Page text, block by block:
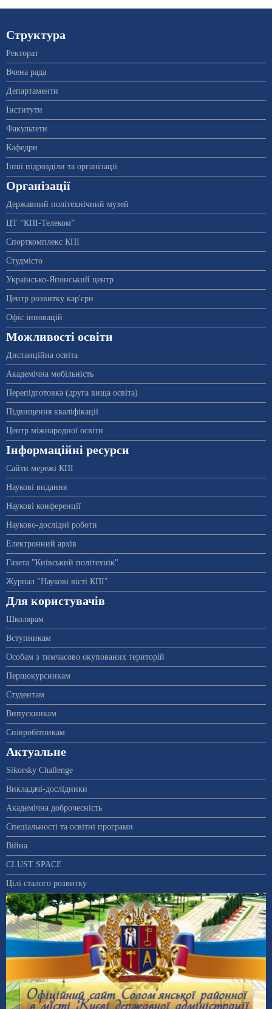
Структура
Ректорат
Вчена рада
Департаменти
Інститути
Факультети
Кафедри
Інші підрозділи та організації
Організації
Державний політехнічний музей
ЦТ “КПІ-Телеком”
Спорткомплекс КПІ
Студмісто
Українсько-Японський центр
Центр розвитку кар'єри
Офіс інновацій
Можливості освіти
Дистанційна освіта
Академічна мобільність
Перепідготовка (друга вища освіта)
Підвищення кваліфікації
Центр міжнародної освіти
Інформаційні ресурси
Сайти мережі КПІ
Наукові видання
Наукові конференції
Науково-дослідні роботи
Електронний архів
Газета "Київський політехнік"
Журнал "Наукові вісті КПІ"
Для користувачів
Школярам
Вступникам
Особам з тимчасово окупованих територій
Першокурсникам
Студентам
Випускникам
Співробітникам
Актуальне
Sikorsky Challenge
Викладачі-дослідники
Академічна доброчесність
Спеціальності та освітні програми
Війна
CLUST SPACE
Цілі сталого розвитку